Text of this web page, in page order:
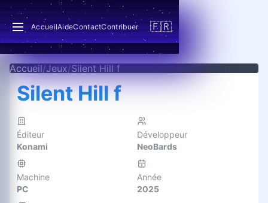
AccueilAideContactContribuer 🇫🇷
Accueil/Jeux/Silent Hill f
Silent Hill f
Éditeur
Konami
Développeur
NeoBards
Machine
PC
Année
2025